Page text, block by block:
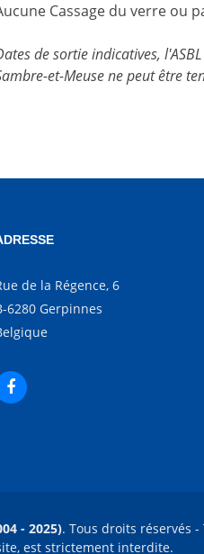
Cassage du verre ou
de sortie indicatives,
et-Meuse ne peut être
de la Régence, 6
6280 Gerpinnes
- 2025). Tous droits réservés
est strictement interdite.